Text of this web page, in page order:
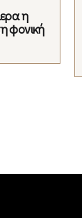
η
φονική